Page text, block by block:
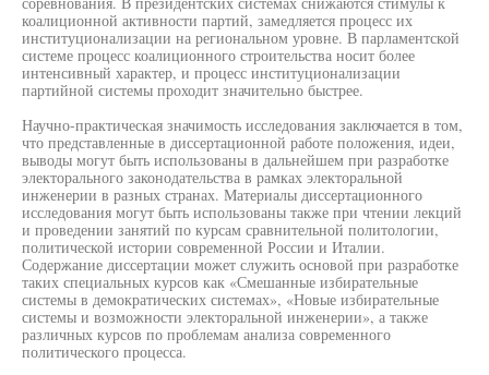
коалиционной активности партий, замедляется процесс их
институционализации на региональном уровне. В парламентской
системе процесс коалиционного строительства носит более
интенсивный характер, и процесс институционализации
партийной системы проходит значительно быстрее.
Научно-практическая значимость исследования заключается в том,
что представленные в диссертационной работе положения, идеи,
выводы могут быть использованы в дальнейшем при разработке
электорального законодательства в рамках электоральной
инженерии в разных странах. Материалы диссертационного
исследования могут быть использованы также при чтении лекций
и проведении занятий по курсам сравнительной политологии,
политической истории современной России и Италии.
Содержание диссертации может служить основой при разработке
таких специальных курсов как «Смешанные избирательные
системы в демократических системах», «Новые избирательные
системы и возможности электоральной инженерии», а также
различных курсов по проблемам анализа современного
политического процесса.